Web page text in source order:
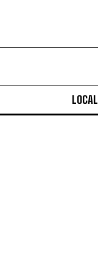
LOCAL